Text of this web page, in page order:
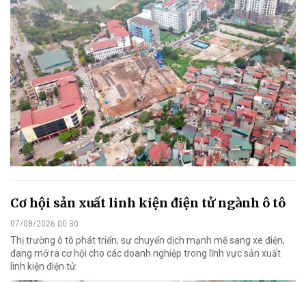
Cơ hội sản xuất linh kiện điện tử ngành ô tô
07/08/2026 00:30
Thị trường ô tô phát triển, sự chuyển dịch mạnh mẽ sang xe điện,
đang mở ra cơ hội cho các doanh nghiệp trong lĩnh vực sản xuất
linh kiện điện tử.